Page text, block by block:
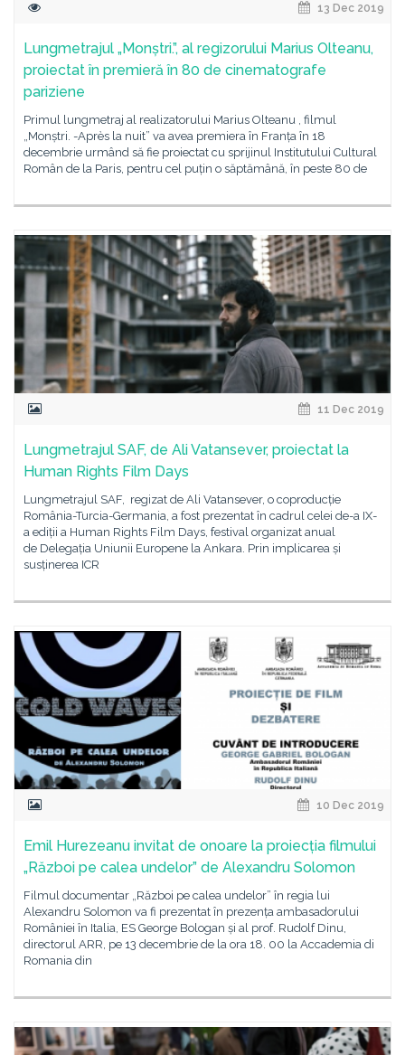
13 Dec 2019
Lungmetrajul „Monștri.”, al regizorului Marius Olteanu,
proiectat în premieră în 80 de cinematografe
pariziene
Primul lungmetraj al realizatorului Marius Olteanu , filmul
„Monștri. -Après la nuit” va avea premiera în Franța în 18
decembrie urmând să fie proiectat cu sprijinul Institutului Cultural
Român de la Paris, pentru cel puțin o săptămână, în peste 80 de
11 Dec 2019
Lungmetrajul SAF, de Ali Vatansever, proiectat la
Human Rights Film Days
Lungmetrajul SAF, regizat de Ali Vatansever, o coproducție
România-Turcia-Germania, a fost prezentat în cadrul celei de-a IX-
a ediții a Human Rights Film Days, festival organizat anual
de Delegația Uniunii Europene la Ankara. Prin implicarea și
susținerea ICR
10 Dec 2019
Emil Hurezeanu invitat de onoare la proiecția filmului
„Război pe calea undelor” de Alexandru Solomon
Filmul documentar „Război pe calea undelor” în regia lui
Alexandru Solomon va fi prezentat în prezența ambasadorului
României în Italia, ES George Bologan și al prof. Rudolf Dinu,
directorul ARR, pe 13 decembrie de la ora 18. 00 la Accademia di
Romania din